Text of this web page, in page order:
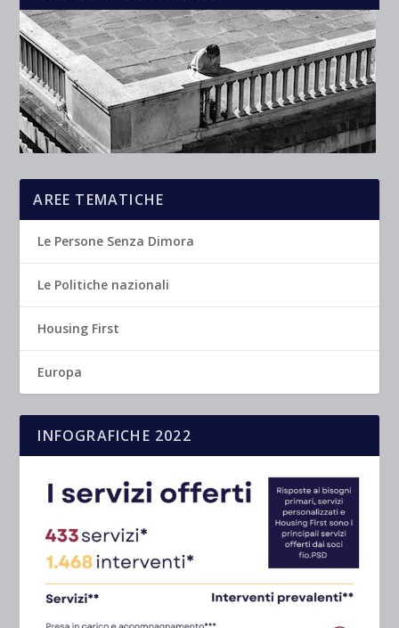
AREE TEMATICHE
Le Persone Senza Dimora
Le Politiche nazionali
Housing First
Europa
INFOGRAFICHE 2022